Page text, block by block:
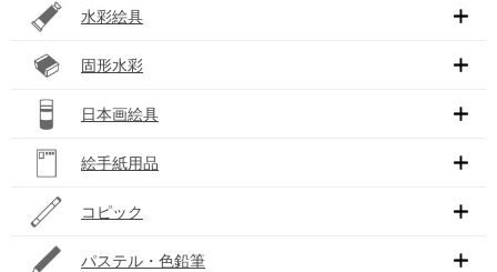
水彩絵具
固形水彩
日本画絵具
絵手紙用品
コピック
パステル・色鉛筆